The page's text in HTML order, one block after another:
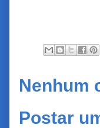
Nenhum
Postar